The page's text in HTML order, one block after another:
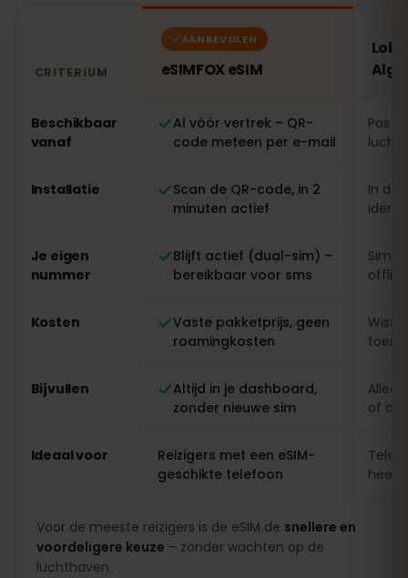
CRITERIUM
AANBEVOLEN
eSIMFOX eSIM
Beschikbaar
vanaf
Al vóór vertrek – QR-
code meteen per e-mail
Pas
Installatie
Scan de QR-code, in 2
minuten actief
In de
Je eigen
nummer
Blijft actief (dual-sim) –
bereikbaar voor sms
offline
Kosten
Vaste pakketprijs, geen
roamingkosten
Bijvullen
Altijd in je dashboard,
zonder nieuwe sim
of
Ideaal voor
Reizigers met een eSIM-
geschikte telefoon
heel
Voor de meeste reizigers is de eSIM de snellere en
voordeligere keuze – zonder wachten op de
luchthaven.